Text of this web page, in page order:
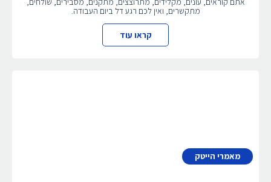
מתקשרים, ואין לכם רגע דל ביום העבודה.
קראו עוד
מאמרי הייטק